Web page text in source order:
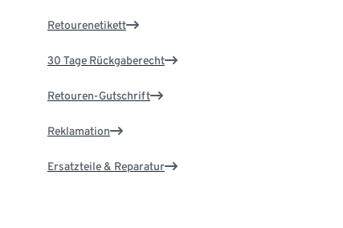
Retourenetikett
30 Tage Rückgaberecht
Retouren-Gutschrift
Reklamation
Ersatzteile & Reparatur